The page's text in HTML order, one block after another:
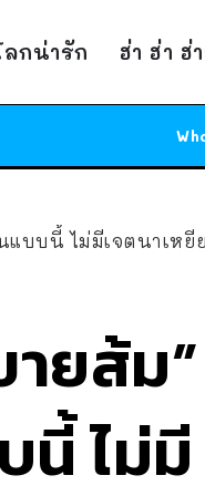
กน่ารัก ฮ่า ฮ่า ฮ่า
บบนี้ ไม่มีเจตนาเหยี
ยส้ม”
ไม่มี